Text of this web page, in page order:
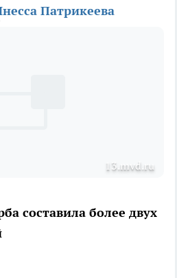
Патрикеева
13.mvd.ru
составила более двух